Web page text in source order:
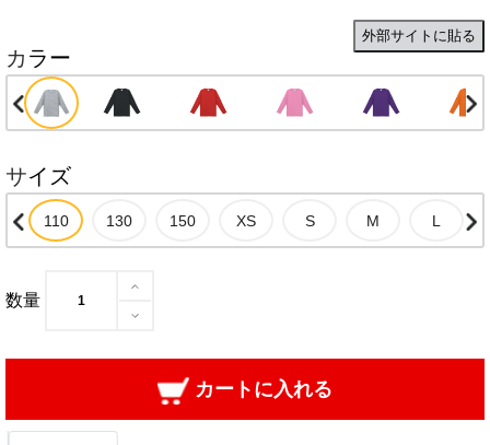
外部サイトに貼る
カラー
サイズ
数量
カートに入れる